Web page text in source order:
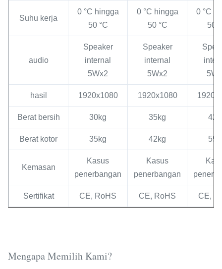
Suhu kerja
0 °C hingga
50 °C
0 °C hingga
50 °C
0 °C
50
audio
Speaker
internal
5Wx2
Speaker
internal
5Wx2
hasil 1920x1080 1920x1080
Berat bersih 30kg 35kg
Berat kotor 35kg 42kg
Kemasan
Kasus
penerbangan
Kasus
penerbangan
Sertifikat CE, RoHS CE, RoHS CE,
Mengapa Memilih Kami?